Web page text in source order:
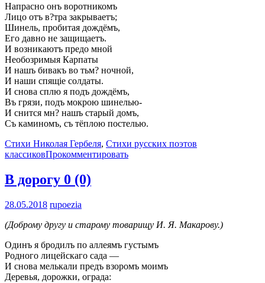
Напрасно онъ воротникомъ
Лицо отъ в?тра закрываетъ;
Шинель, пробитая дождёмъ,
Его давно не защищаетъ.
И возникаютъ предо мной
Необозримыя Карпаты
И нашъ бивакъ во тьм? ночной,
И наши спящіе солдаты.
И снова сплю я подъ дождёмъ,
Въ грязи, подъ мокрою шинелью-
И снится мн? нашъ старый домъ,
Съ каминомъ, съ тёплою постелью.
Стихи Николая Гербеля, Стихи русских поэтов
классиковПрокомментировать
В дорогу 0 (0)
28.05.2018 rupoezia
(Доброму другу и старому товарищу И. Я. Макарову.)
Одинъ я бродилъ по аллеямъ густымъ
Родного лицейскаго сада —
И снова мелькали предъ взоромъ моимъ
Деревья, дорожки, ограда: